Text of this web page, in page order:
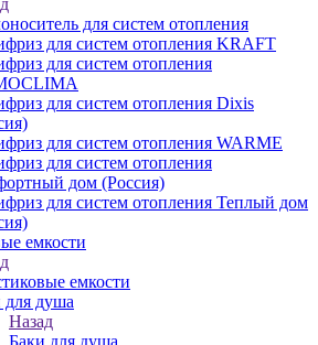
для систем отопления
для систем отопления KRAFT
для систем отопления
для систем отопления Dixis
для систем отопления WARME
для систем отопления
дом (Россия)
для систем отопления Теплый дом
емкости
емкости
для душа
Назад
Баки для душа